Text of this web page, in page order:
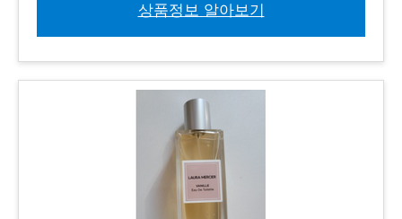
상품정보 알아보기